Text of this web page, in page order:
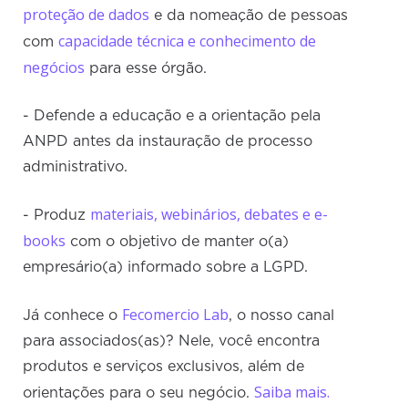
proteção de dados e da nomeação de pessoas
comcapacidade técnica e conhecimento de
negócios para esse órgão.
- Defende a educação e a orientação pela
ANPD antes da instauração de processo
administrativo.
- Produz materiais, webinários, debates e e-
books com o objetivo de manter o(a)
empresário(a) informado sobre a LGPD.
Já conhece o Fecomercio Lab, o nosso canal
para associados(as)? Nele, você encontra
produtos e serviços exclusivos, além de
orientações para o seu negócio.Saiba mais.